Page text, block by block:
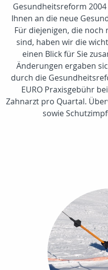
Gesundheitsreform
Ihnen an die neue
Für diejenigen, die
sind, haben wir die
einen Blick für Sie
Änderungen ergaben
durch die
EURO Praxisgebühr
Zahnarzt pro Quartal.
sowie